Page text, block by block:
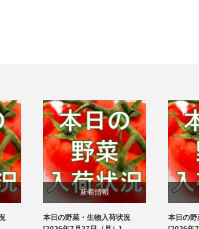
新着情報
ブログ
本日の野菜・生物入荷状況
本日の